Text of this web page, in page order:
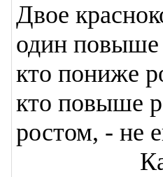
Двое
один повыше
кто пониже
кто повыше
ростом, - не